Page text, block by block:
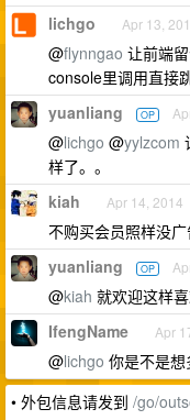
lichgo Apr 13,
@flynngao 让前端
console里调用直接
yuanliang OP
@lichgo @yylzcom
样了。。
kiah Apr 14, 2014
不购买会员照样没
yuanliang OP
@kiah 就欢迎这样
IfengName Apr
@lichgo 你是不是
• 外包信息请发到 /go/